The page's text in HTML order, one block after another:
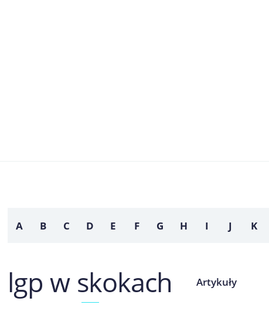
A B C D E F G H I J K
lgp w skokach Artykuły